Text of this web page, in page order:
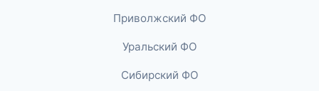
Приволжский ФО
Уральский ФО
Сибирский ФО